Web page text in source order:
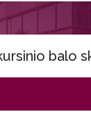
balo